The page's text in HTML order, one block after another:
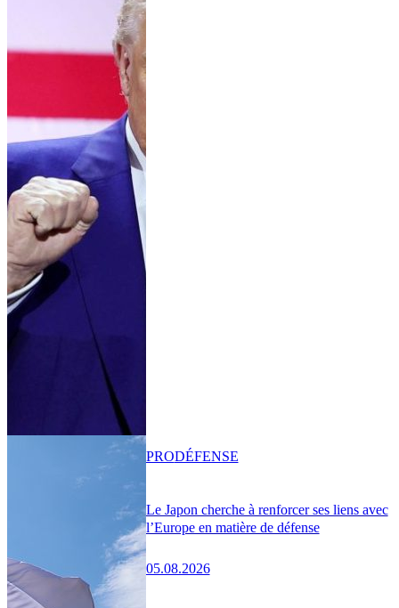
Le Japon cherche à renforcer ses liens avec
l’Europe en matière de défense
05.08.2026
PRODÉFENSE